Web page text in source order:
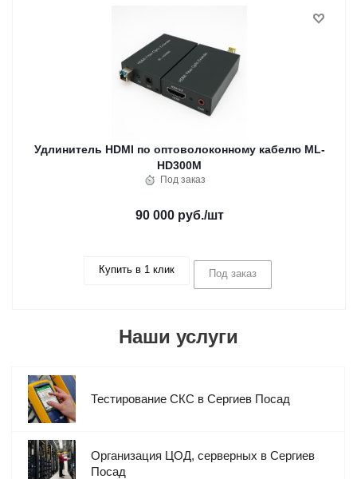
Удлинитель HDMI по оптоволоконному кабелю ML-
HD300M
Под заказ
90 000 руб./шт
Купить в 1 клик Под заказ
Наши услуги
Тестирование СКС в Сергиев Посад
Организация ЦОД, серверных в Сергиев
Посад